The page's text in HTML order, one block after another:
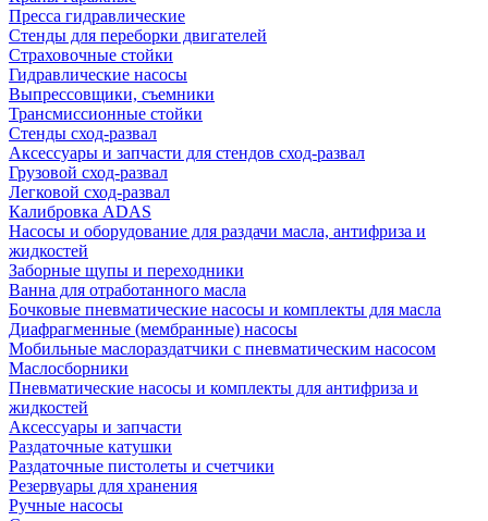
Пресса гидравлические
Стенды для переборки двигателей
Страховочные стойки
Гидравлические насосы
Выпрессовщики, съемники
Трансмиссионные стойки
Стенды сход-развал
Аксессуары и запчасти для стендов сход-развал
Грузовой сход-развал
Легковой сход-развал
Калибровка ADAS
Насосы и оборудование для раздачи масла, антифриза и
жидкостей
Заборные щупы и переходники
Ванна для отработанного масла
Бочковые пневматические насосы и комплекты для масла
Диафрагменные (мембранные) насосы
Мобильные маслораздатчики с пневматическим насосом
Маслосборники
Пневматические насосы и комплекты для антифриза и
жидкостей
Аксессуары и запчасти
Раздаточные катушки
Раздаточные пистолеты и счетчики
Резервуары для хранения
Ручные насосы